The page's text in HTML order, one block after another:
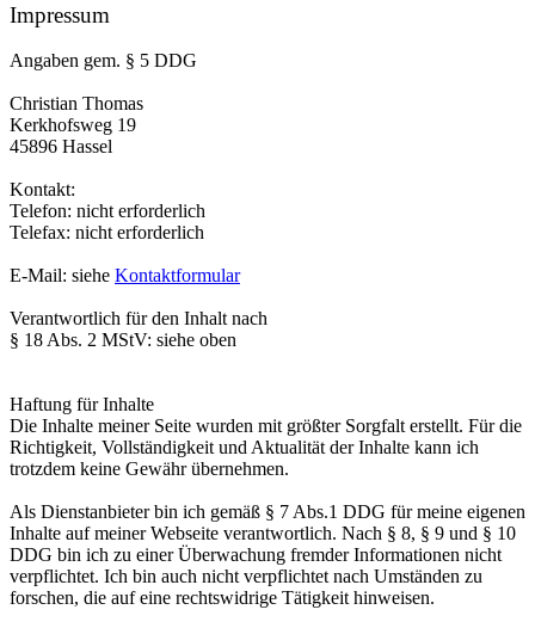
Impressum
Angaben gem. § 5 DDG
Christian Thomas
Kerkhofsweg 19
45896 Hassel
Kontakt:
Telefon: nicht erforderlich
Telefax: nicht erforderlich
E-Mail: siehe Kontaktformular
Verantwortlich für den Inhalt nach
§ 18 Abs. 2 MStV: siehe oben
Haftung für Inhalte
Die Inhalte meiner Seite wurden mit größter Sorgfalt erstellt. Für die
Richtigkeit, Vollständigkeit und Aktualität der Inhalte kann ich
trotzdem keine Gewähr übernehmen.
Als Dienstanbieter bin ich gemäß § 7 Abs.1 DDG für meine eigenen
Inhalte auf meiner Webseite verantwortlich. Nach § 8, § 9 und § 10
DDG bin ich zu einer Überwachung fremder Informationen nicht
verpflichtet. Ich bin auch nicht verpflichtet nach Umständen zu
forschen, die auf eine rechtswidrige Tätigkeit hinweisen.